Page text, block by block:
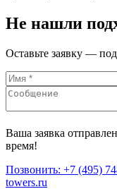
Не нашли
Оставьте заявку —
Ваша заявка
время!
Позвонить: +7 (495)
towers.ru